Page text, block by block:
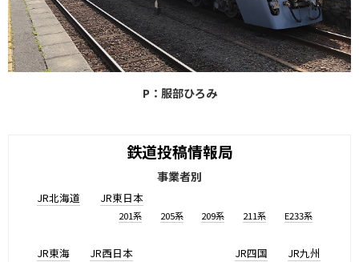
P：服部ひろみ
鉄道投稿情報局
事業者別
JR北海道 JR東日本
201系 205系 209系 211系 E233系
JR東海 JR西日本 JR四国 JR九州